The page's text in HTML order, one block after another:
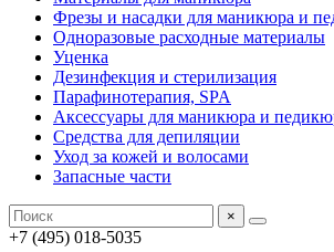
Фрезы и насадки для маникюра и
Одноразовые расходные материалы
Уценка
Дезинфекция и стерилизация
Парафинотерапия, SPA
Аксессуары для маникюра и
Средства для депиляции
Уход за кожей и волосами
Запасные части
×
+7 (495) 018-5035